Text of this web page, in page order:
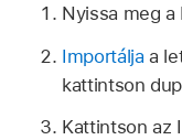
Nyissa meg
Importálja a
kattintson
Kattintson az